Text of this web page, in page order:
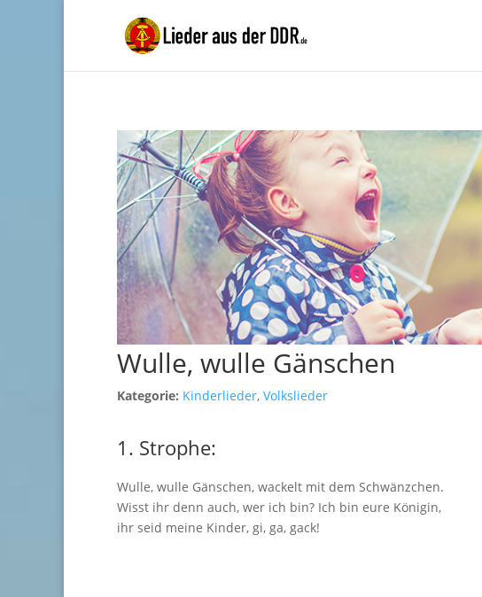
Wulle, wulle Gänschen
Kategorie: Kinderlieder, Volkslieder
1. Strophe:
Wulle, wulle Gänschen, wackelt mit dem Schwänzchen.
Wisst ihr denn auch, wer ich bin? Ich bin eure Königin,
ihr seid meine Kinder, gi, ga, gack!